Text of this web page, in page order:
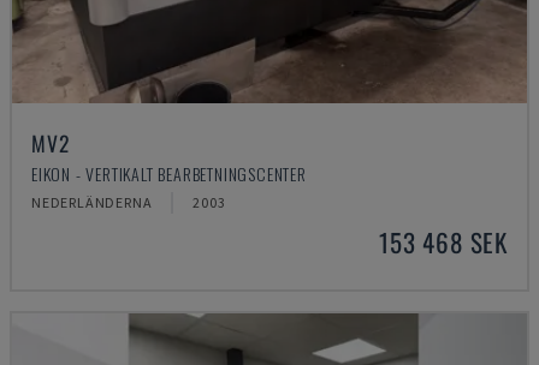
MV2
EIKON - VERTIKALT BEARBETNINGSCENTER
NEDERLÄNDERNA 2003
153 468 SEK